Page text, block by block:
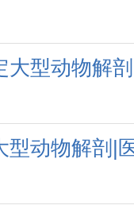
大型动物解
型动物解剖|